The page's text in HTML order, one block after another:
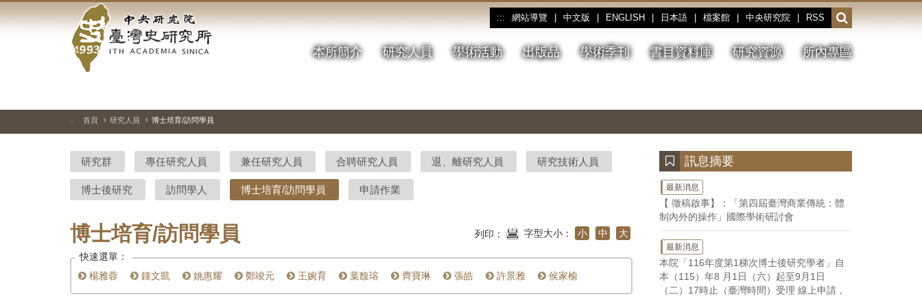
到
中
央
研
院-
臺
灣
史
研
究
所-
::: 網站導覽 中文版 ENGLISH 日本語 檔案館 中央研究院 RSS
開
啟
或
收
本所簡介 研究人員 學術活動 出版品 學術季刊 書目資料庫 研究資源 所內專區
停、
圖
圖
結
::: 首頁 研究人員 博士培育/訪問學員
研究群 專任研究人員 兼任研究人員 合聘研究人員 退、離研究人員 研究技術人員
博士後研究 訪問學人 博士培育/訪問學員 申請作業
博士培育/訪問學員 列印： 字型大小： 小 中 大
快速選單：
楊雅蓉
鍾文凱 姚惠耀 鄭竣元 王婉育 葉馥瑢 齊寶琳 張皓 許景雅 侯家榆
訊息摘要
最新消息
【 徵稿啟事】：「第四屆臺灣商業傳統：體
制內外的操作」國際學術研討會
最新消息
本院「116年度第1梯次博士後研究學者」自
本（115）年8 月1日（六）起至9月1日
（二）17時止（臺灣時間）受理 線上申請，